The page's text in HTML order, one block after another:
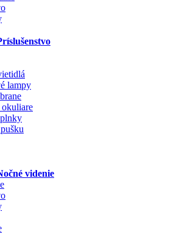
lampy
okuliare
videnie